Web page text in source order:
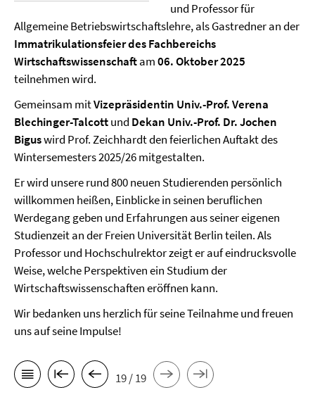
und Professor für
Allgemeine Betriebswirtschaftslehre, als Gastredner an der
Immatrikulationsfeier des Fachbereichs
Wirtschaftswissenschaftam06. Oktober 2025
teilnehmen wird.
Gemeinsam mitVizepräsidentin Univ.-Prof. Verena
Blechinger-Talcottund Dekan Univ.-Prof. Dr. Jochen
Biguswird Prof. Zeichhardt den feierlichen Auftakt des
Wintersemesters 2025/26 mitgestalten.
Er wird unsere rund 800 neuen Studierenden persönlich
willkommen heißen, Einblicke in seinen beruflichen
Werdegang geben und Erfahrungen aus seiner eigenen
Studienzeit an der Freien Universität Berlin teilen. Als
Professor und Hochschulrektor zeigt er auf eindrucksvolle
Weise, welche Perspektiven ein Studium der
Wirtschaftswissenschaften eröffnen kann.
Wir bedanken uns herzlich für seine Teilnahme und freuen
uns auf seine Impulse!
19 / 19